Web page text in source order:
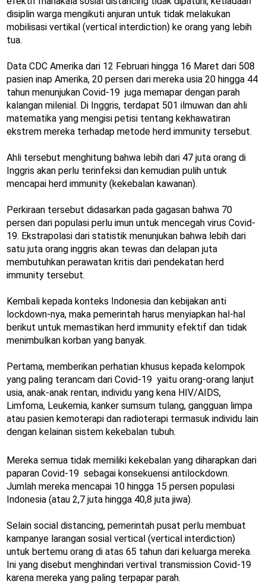
disiplin warga mengikuti anjuran untuk tidak melakukan
mobilisasi vertikal (vertical interdiction) ke orang yang lebih
tua.
Data CDC Amerika dari 12 Februari hingga 16 Maret dari 508
pasien inap Amerika, 20 persen dari mereka usia 20 hingga 44
tahun menunjukan Covid-19 juga memapar dengan parah
kalangan milenial. Di Inggris, terdapat 501 ilmuwan dan ahli
matematika yang mengisi petisi tentang kekhawatiran
ekstrem mereka terhadap metode herd immunity tersebut.
Ahli tersebut menghitung bahwa lebih dari 47 juta orang di
Inggris akan perlu terinfeksi dan kemudian pulih untuk
mencapai herd immunity (kekebalan kawanan).
Perkiraan tersebut didasarkan pada gagasan bahwa 70
persen dari populasi perlu imun untuk mencegah virus Covid-
19. Ekstrapolasi dari statistik menunjukan bahwa lebih dari
satu juta orang inggris akan tewas dan delapan juta
membutuhkan perawatan kritis dari pendekatan herd
immunity tersebut.
Kembali kepada konteks Indonesia dan kebijakan anti
lockdown-nya, maka pemerintah harus menyiapkan hal-hal
berikut untuk memastikan herd immunity efektif dan tidak
menimbulkan korban yang banyak.
Pertama, memberikan perhatian khusus kepada kelompok
yang paling terancam dari Covid-19 yaitu orang-orang lanjut
usia, anak-anak rentan, individu yang kena HIV/AIDS,
Limfoma, Leukemia, kanker sumsum tulang, gangguan limpa
atau pasien kemoterapi dan radioterapi termasuk individu lain
dengan kelainan sistem kekebalan tubuh.
Mereka semua tidak memiliki kekebalan yang diharapkan dari
paparan Covid-19 sebagai konsekuensi antilockdown.
Jumlah mereka mencapai 10 hingga 15 persen populasi
Indonesia (atau 2,7 juta hingga 40,8 juta jiwa).
Selain social distancing, pemerintah pusat perlu membuat
kampanye larangan sosial vertical (vertical interdiction)
untuk bertemu orang di atas 65 tahun dari keluarga mereka.
Ini yang disebut menghindari vertival transmission Covid-19
karena mereka yang paling terpapar parah.